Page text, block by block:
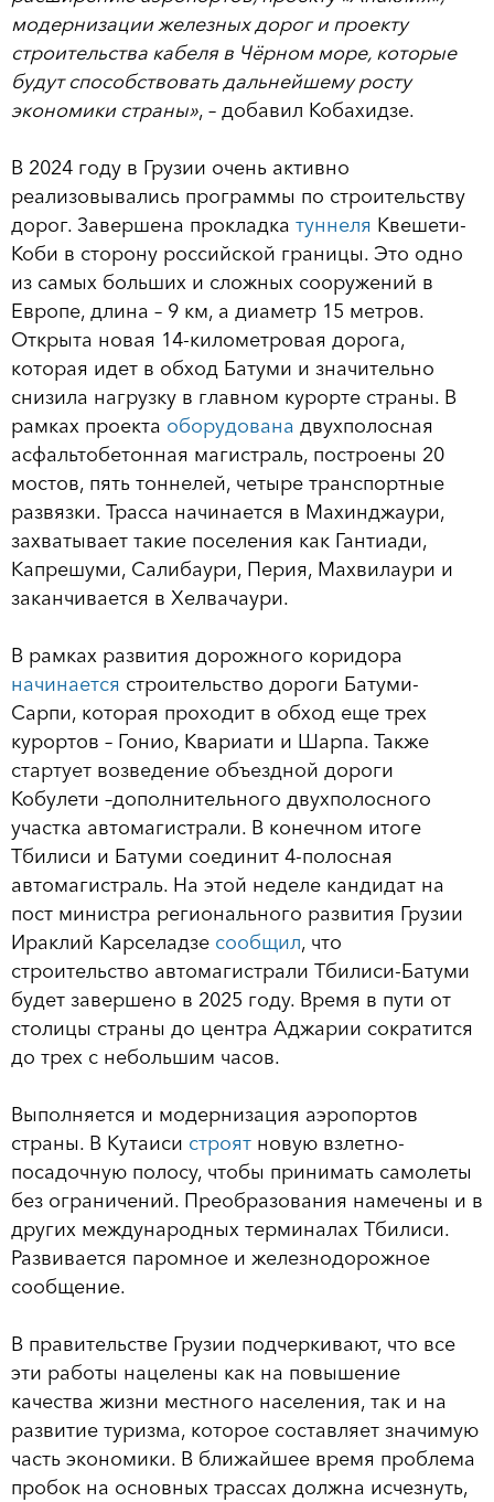
модернизации железных дорог и проекту
строительства кабеля в Чёрном море, которые
будут способствовать дальнейшему росту
экономики страны», – добавил Кобахидзе.
В 2024 году в Грузии очень активно
реализовывались программы по строительству
дорог. Завершена прокладка туннеля Квешети-
Коби в сторону российской границы. Это одно
из самых больших и сложных сооружений в
Европе, длина – 9 км, а диаметр 15 метров.
Открыта новая 14-километровая дорога,
которая идет в обход Батуми и значительно
снизила нагрузку в главном курорте страны. В
рамках проекта оборудована двухполосная
асфальтобетонная магистраль, построены 20
мостов, пять тоннелей, четыре транспортные
развязки. Трасса начинается в Махинджаури,
захватывает такие поселения как Гантиади,
Капрешуми, Салибаури, Перия, Махвилаури и
заканчивается в Хелвачаури.
В рамках развития дорожного коридора
начинается строительство дороги Батуми-
Сарпи, которая проходит в обход еще трех
курортов – Гонио, Квариати и Шарпа. Также
стартует возведение объездной дороги
Кобулети –дополнительного двухполосного
участка автомагистрали. В конечном итоге
Тбилиси и Батуми соединит 4-полосная
автомагистраль. На этой неделе кандидат на
пост министра регионального развития Грузии
Ираклий Карселадзе сообщил, что
строительство автомагистрали Тбилиси-Батуми
будет завершено в 2025 году. Время в пути от
столицы страны до центра Аджарии сократится
до трех с небольшим часов.
Выполняется и модернизация аэропортов
страны. В Кутаиси строят новую взлетно-
посадочную полосу, чтобы принимать самолеты
без ограничений. Преобразования намечены и в
других международных терминалах Тбилиси.
Развивается паромное и железнодорожное
сообщение.
В правительстве Грузии подчеркивают, что все
эти работы нацелены как на повышение
качества жизни местного населения, так и на
развитие туризма, которое составляет значимую
часть экономики. В ближайшее время проблема
пробок на основных трассах должна исчезнуть,